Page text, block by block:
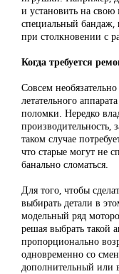
и установить на
специальный бандаж,
при столкновении с
Когда требуется
Совсем
летательного
поломки. Нередко
таком случае
что старые могут не
банально сломаться.
Для того, чтобы
выбирать детали в
модельный ряд
решая выбрать такой
пропорционально
одновременно со
дополнительный или